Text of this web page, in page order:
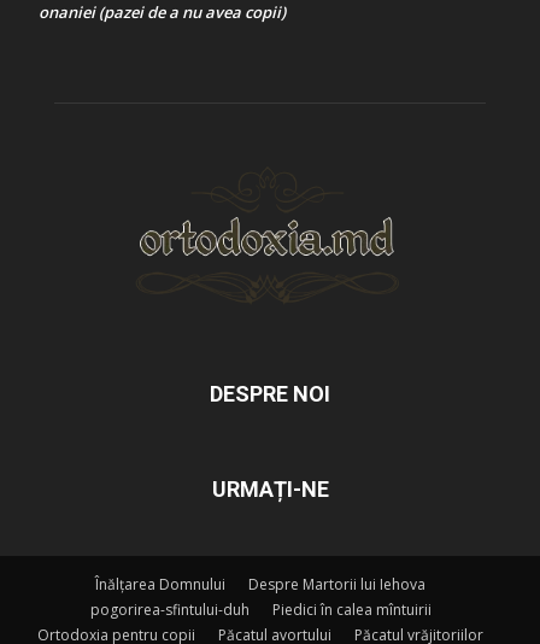
onaniei (pazei de a nu avea copii)
DESPRE NOI
URMAȚI-NE
Înălțarea Domnului
Despre Martorii lui Iehova
pogorirea-sfintului-duh
Piedici în calea mîntuirii
Ortodoxia pentru copii
Păcatul avortului Păcatul vrăjitoriilor